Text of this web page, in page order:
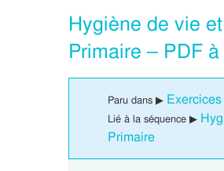
Hygiène de vie
Primaire – PDF
Paru dans ▶
Lié à la séquence ▶
Primaire